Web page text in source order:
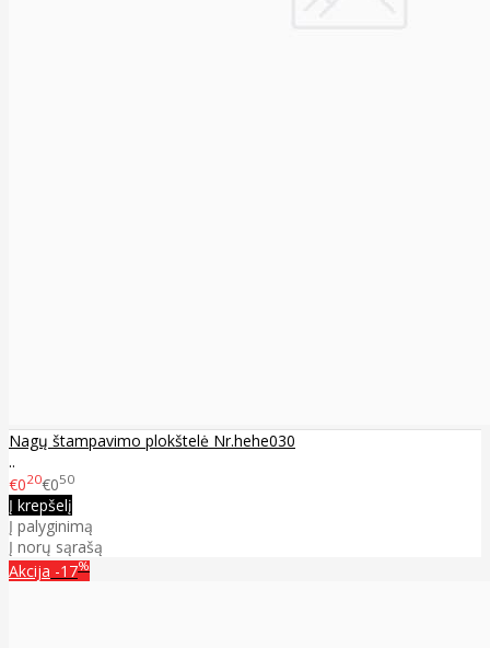
Nagų štampavimo plokštelė Nr.hehe030
..
€020€050
Į krepšelį
Į palyginimą
Į norų sąrašą
Akcija -17%